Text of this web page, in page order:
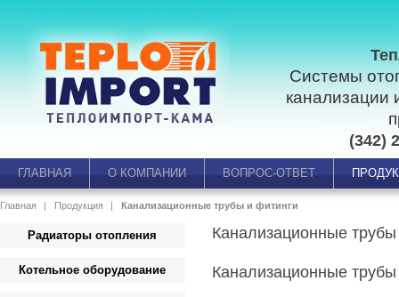
Системы
канализации
(342)
ГЛАВНАЯ О КОМПАНИИ ВОПРОС-ОТВЕТ
Главная Продукция Канализационные трубы и фитинги
Канализационные
Канализационные
Радиаторы отопления
Котельное оборудование